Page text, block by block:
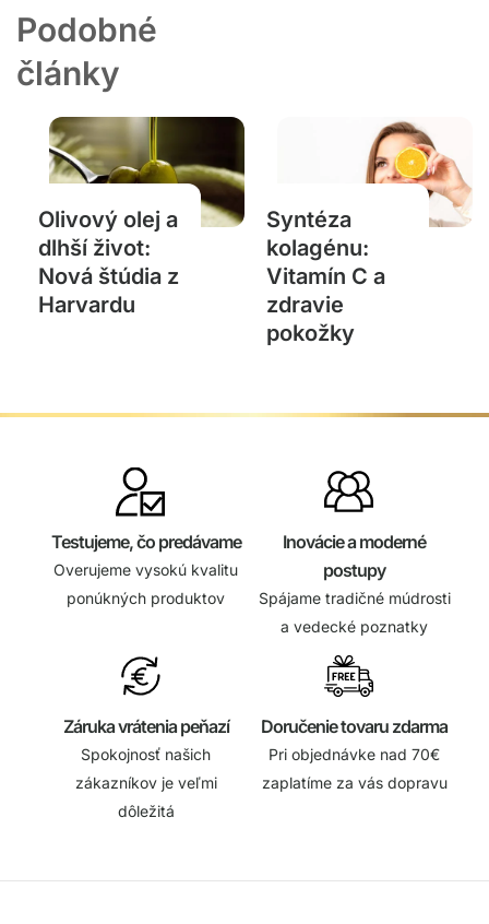
Podobné
články
Olivový olej a
dlhší život:
Nová štúdia z
Harvardu
Syntéza
kolagénu:
Vitamín C a
zdravie
pokožky
Testujeme, čo predávame
Overujeme vysokú kvalitu
ponúkných produktov
Inovácie a moderné
postupy
Spájame tradičné múdrosti
a vedecké poznatky
Záruka vrátenia peňazí
Spokojnosť našich
zákazníkov je veľmi
dôležitá
Doručenie tovaru zdarma
Pri objednávke nad 70€
zaplatíme za vás dopravu